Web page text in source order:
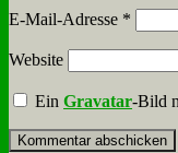
E-Mail-Adresse *
Website
EinGravatar-Bild